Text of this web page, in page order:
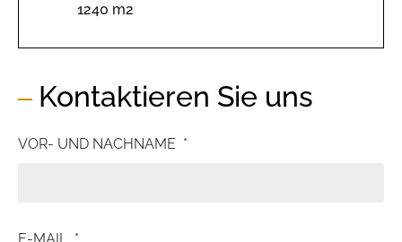
1240 m2
Kontaktieren Sie uns
VOR- UND NACHNAME *